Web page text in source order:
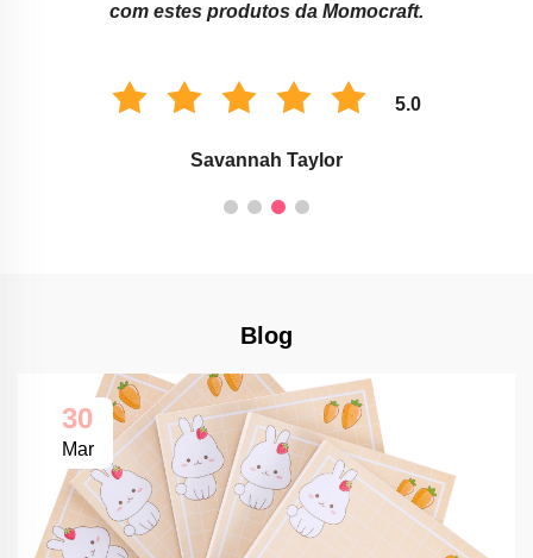
com estes produtos da Momocraft.
5.0
Savannah Taylor
Blog
30
Mar